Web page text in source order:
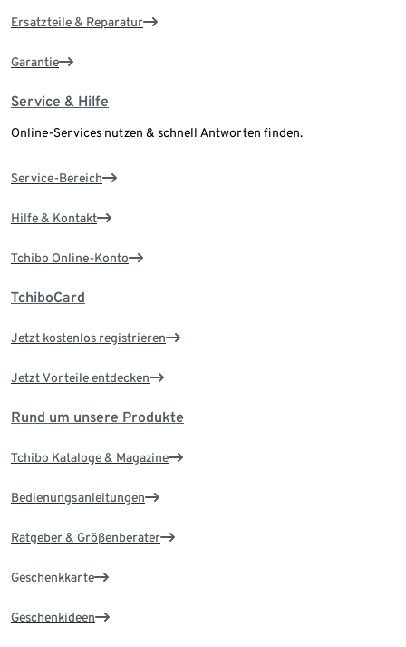
Ersatzteile & Reparatur
Garantie
Service & Hilfe
Online-Services nutzen & schnell Antworten finden.
Service-Bereich
Hilfe & Kontakt
Tchibo Online-Konto
TchiboCard
Jetzt kostenlos registrieren
Jetzt Vorteile entdecken
Rund um unsere Produkte
Tchibo Kataloge & Magazine
Bedienungsanleitungen
Ratgeber & Größenberater
Geschenkkarte
Geschenkideen